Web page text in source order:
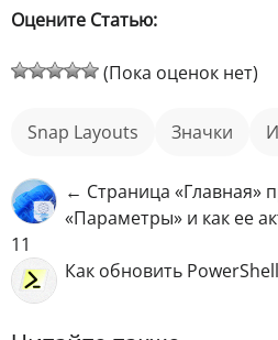
Оцените Статью:
(Пока оценок нет)
Snap Layouts значки
← Страница «Главная»
«Параметры» и как ее
11
Как обновить